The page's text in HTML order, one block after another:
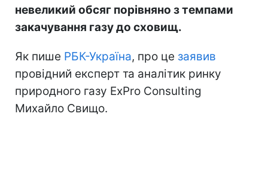
невеликий обсяг порівняно з темпами
закачування газу до сховищ.
Як пише РБК-Україна, про це заявив
провідний експерт та аналітик ринку
природного газу ExPro Consulting
Михайло Свищо.